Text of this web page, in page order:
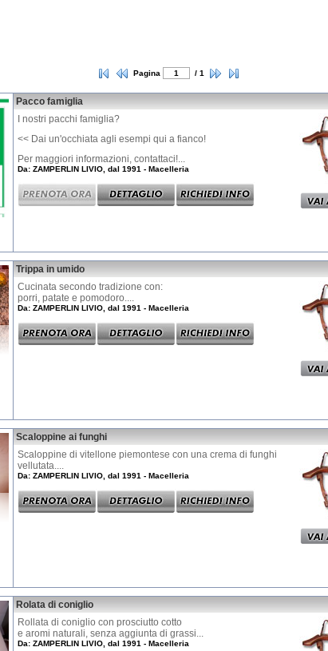
Pagina / 1
Pacco famiglia
I nostri pacchi famiglia?
<< Dai un'occhiata agli esempi qui a fianco!
Per maggiori informazioni, contattaci!...
Da: ZAMPERLIN LIVIO, dal 1991 - Macelleria
Trippa in umido
Cucinata secondo tradizione con:
porri, patate e pomodoro....
Da: ZAMPERLIN LIVIO, dal 1991 - Macelleria
Scaloppine ai funghi
Scaloppine di vitellone piemontese con una crema di funghi
vellutata....
Da: ZAMPERLIN LIVIO, dal 1991 - Macelleria
Rolata di coniglio
Rollata di coniglio con prosciutto cotto
e aromi naturali, senza aggiunta di grassi...
Da: ZAMPERLIN LIVIO, dal 1991 - Macelleria